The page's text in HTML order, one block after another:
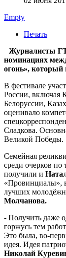
Empty
Печать
Журналисты
номинациях
огонь», который
В фестивале
России, включая
Белоруссии,
оценивало
Сладкова.
Великой Победы.
Семейная
среди очерков
получили и
«Провинциалы»,
лучших
Молчанова.
- Получить даже
горжусь тем
Это была, во-
идея. Идея
Николай